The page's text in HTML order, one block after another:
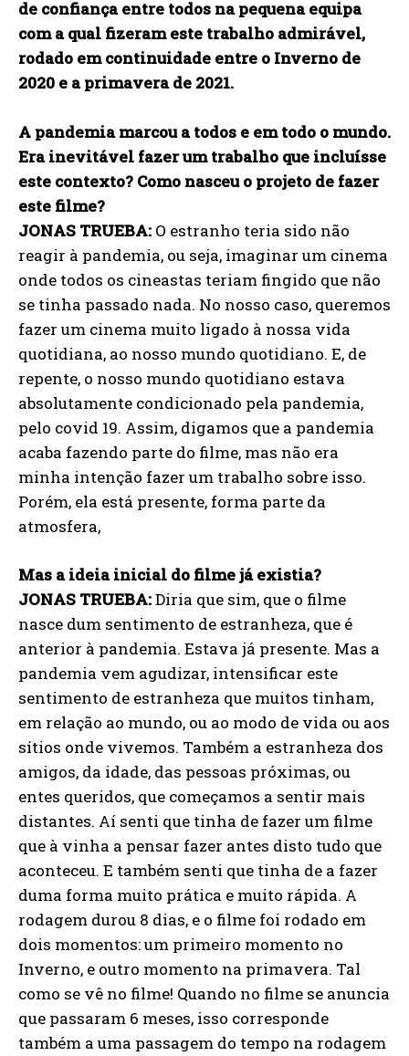
de confiança entre todos na pequena equipa
com a qual fizeram este trabalho admirável,
rodado em continuidade entre o Inverno de
2020 e a primavera de 2021.
A pandemia marcou a todos e em todo o mundo.
Era inevitável fazer um trabalho que incluísse
este contexto? Como nasceu o projeto de fazer
este filme?
JONAS TRUEBA: O estranho teria sido não
reagir à pandemia, ou seja, imaginar um cinema
onde todos os cineastas teriam fingido que não
se tinha passado nada. No nosso caso, queremos
fazer um cinema muito ligado à nossa vida
quotidiana, ao nosso mundo quotidiano. E, de
repente, o nosso mundo quotidiano estava
absolutamente condicionado pela pandemia,
pelo covid 19. Assim, digamos que a pandemia
acaba fazendo parte do filme, mas não era
minha intenção fazer um trabalho sobre isso.
Porém, ela está presente, forma parte da
atmosfera,
Mas a ideia inicial do filme já existia?
JONAS TRUEBA:Diria que sim, que o filme
nasce dum sentimento de estranheza, que é
anterior à pandemia. Estava já presente. Mas a
pandemia vem agudizar, intensificar este
sentimento de estranheza que muitos tinham,
em relação ao mundo, ou ao modo de vida ou aos
sítios onde vivemos. Também a estranheza dos
amigos, da idade, das pessoas próximas, ou
entes queridos, que começamos a sentir mais
distantes. Aí senti que tinha de fazer um filme
que à vinha a pensar fazer antes disto tudo que
aconteceu. E também senti que tinha de a fazer
duma forma muito prática e muito rápida. A
rodagem durou 8 dias, e o filme foi rodado em
dois momentos: um primeiro momento no
Inverno, e outro momento na primavera. Tal
como se vê no filme! Quando no filme se anuncia
que passaram 6 meses, isso corresponde
também a uma passagem do tempo na rodagem